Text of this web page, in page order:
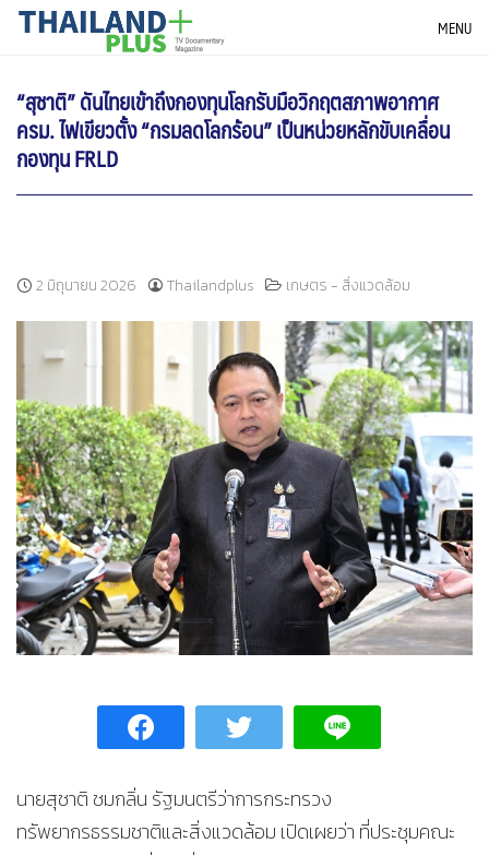
SkipTHAILANDPLUS NEWS MENU
“สุชาติ” ดันไทยเข้าถึงกองทุนโลกรับมือวิกฤตสภาพอากาศ
ครม. ไฟเขียวตั้ง “กรมลดโลกร้อน” เป็นหน่วยหลักขับเคลื่อน
กองทุน FRLD
2 มิถุนายน 2026 Thailandplus เกษตร - สิ่งแวดล้อม
นายสุชาติ ชมกลิ่น รัฐมนตรีว่าการกระทรวง
ทรัพยากรธรรมชาติและสิ่งแวดล้อม เปิดเผยว่า ที่ประชุมคณะ